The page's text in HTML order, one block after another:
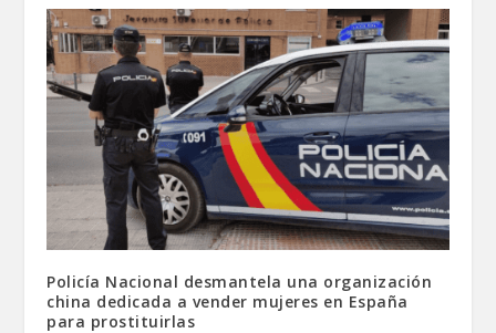
Policía Nacional desmantela una organización
china dedicada a vender mujeres en España
para prostituirlas